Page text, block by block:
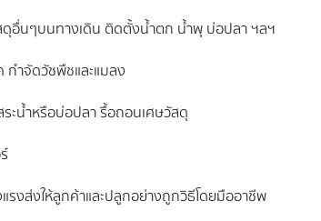
นๆบนทางเดิน ติดตั้งน้ำตก น้ำพุ บ่อปลา ฯลฯ
กำจัดวัชพืชและแมลง
น้ำหรือบ่อปลา รื้อถอนเศษวัสดุ
งส่งให้ลูกค้าและปลูกอย่างถูกวิธีโดยมืออาชีพ